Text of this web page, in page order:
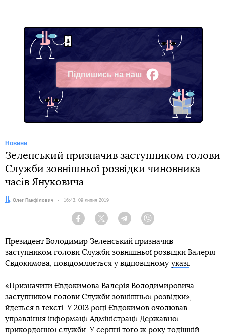
Підпишись на наш
Facebook
Новини
Зеленський призначив заступником голови
Служби зовнішньої розвідки чиновника
часів Януковича
Автор:
Олег Панфілович Дата:
16:43, 09 липня 2019
Facebook Twitter Telegram
Президент Володимир Зеленський призначив
заступником голови Служби зовнішньої розвідки Валерія
Євдокимова, повідомляється у відповідному указі.
«Призначити Євдокимова Валерія Володимировича
заступником голови Служби зовнішньої розвідки», —
йдеться в тексті. У 2013 році Євдокимов очолював
управління інформації Адміністрації Державної
прикордонної служби. У серпні того ж року тодішній